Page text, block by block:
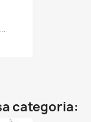
categoria: